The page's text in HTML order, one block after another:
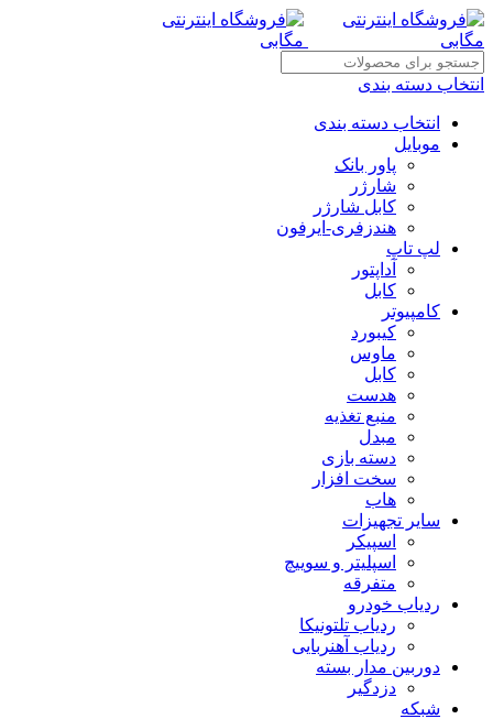
انتخاب دسته بندی
انتخاب دسته بندی
موبایل
پاور بانک
شارژر
کابل شارژر
هندزفری-ایرفون
لپ تاپ
آداپتور
کابل
کامپیوتر
کیبورد
ماوس
کابل
هدست
منبع تغذیه
مبدل
دسته بازی
سخت افزار
هاب
سایر تجهیزات
اسپیکر
اسپلیتر و سوییچ
متفرقه
ردیاب خودرو
ردیاب تلتونیکا
ردیاب آهنربایی
دوربین مدار بسته
دزدگیر
شبکه